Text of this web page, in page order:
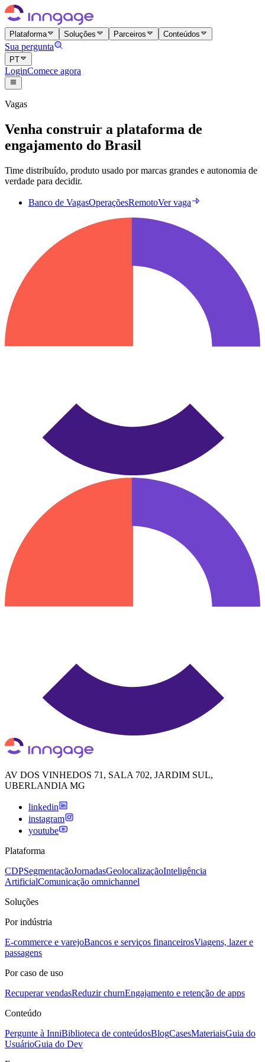
Plataforma Soluções Parceiros Conteúdos
Sua pergunta
PT
LoginComece agora
Vagas
Venha construir a plataforma de
engajamento do Brasil
Time distribuído, produto usado por marcas grandes e autonomia de
verdade para decidir.
Banco de VagasOperaçõesRemotoVer vaga
AV DOS VINHEDOS 71, SALA 702, JARDIM SUL,
UBERLANDIA MG
linkedin
instagram
youtube
Plataforma
CDPSegmentaçãoJornadasGeolocalizaçãoInteligência
ArtificialComunicação omnichannel
Soluções
Por indústria
E-commerce e varejoBancos e serviços financeirosViagens, lazer e
passagens
Por caso de uso
Recuperar vendasReduzir churnEngajamento e retenção de apps
Conteúdo
Pergunte à InniBiblioteca de conteúdosBlogCasesMateriaisGuia do
UsuárioGuia do Dev